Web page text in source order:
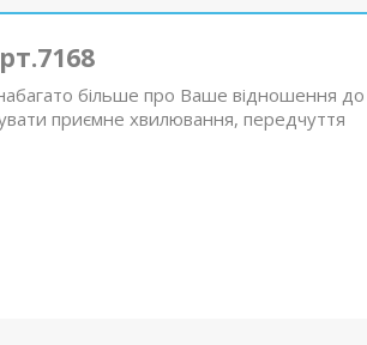
більше про Ваше відношення до
приємне хвилювання, передчуття